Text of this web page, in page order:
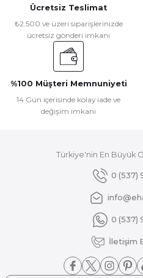
Ücretsiz Teslimat
₺2.500 ve üzeri siparişlerinizde
ücretsiz gönderi imkanı
%100 Müşteri Memnuniyeti
14 Gün içerisinde kolay iade ve
değişim imkanı
Türkiye'nin En Büyük
0 (537)
0 (537)
İletişim